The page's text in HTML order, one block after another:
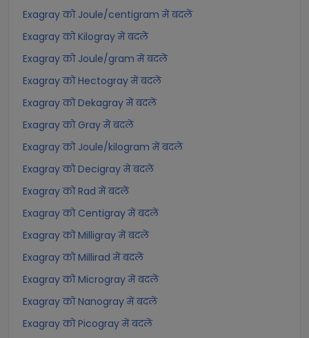
Exagray को Joule/centigram में बदलें
Exagray को Kilogray में बदलें
Exagray को Joule/gram में बदलें
Exagray को Hectogray में बदलें
Exagray को Dekagray में बदलें
Exagray को Gray में बदलें
Exagray को Joule/kilogram में बदलें
Exagray को Decigray में बदलें
Exagray को Rad में बदलें
Exagray को Centigray में बदलें
Exagray को Milligray में बदलें
Exagray को Millirad में बदलें
Exagray को Microgray में बदलें
Exagray को Nanogray में बदलें
Exagray को Picogray में बदलें